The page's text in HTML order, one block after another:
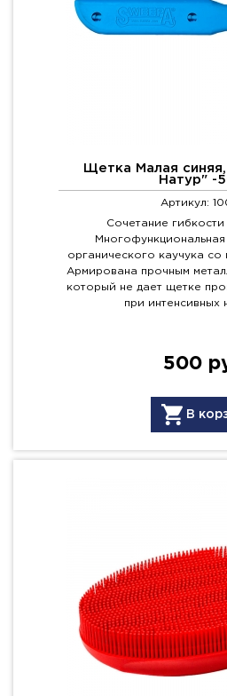
Щетка Малая
Натур" -
Артикул:
Сочетание гибкости
органического каучука со
Армирована прочным
который не дает щетке
при интенсивных
500
В